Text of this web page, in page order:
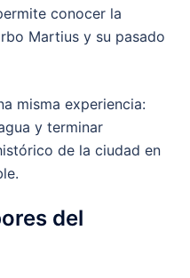
conocer la
Martius y su pasado
misma experiencia:
y terminar
de la ciudad en
del